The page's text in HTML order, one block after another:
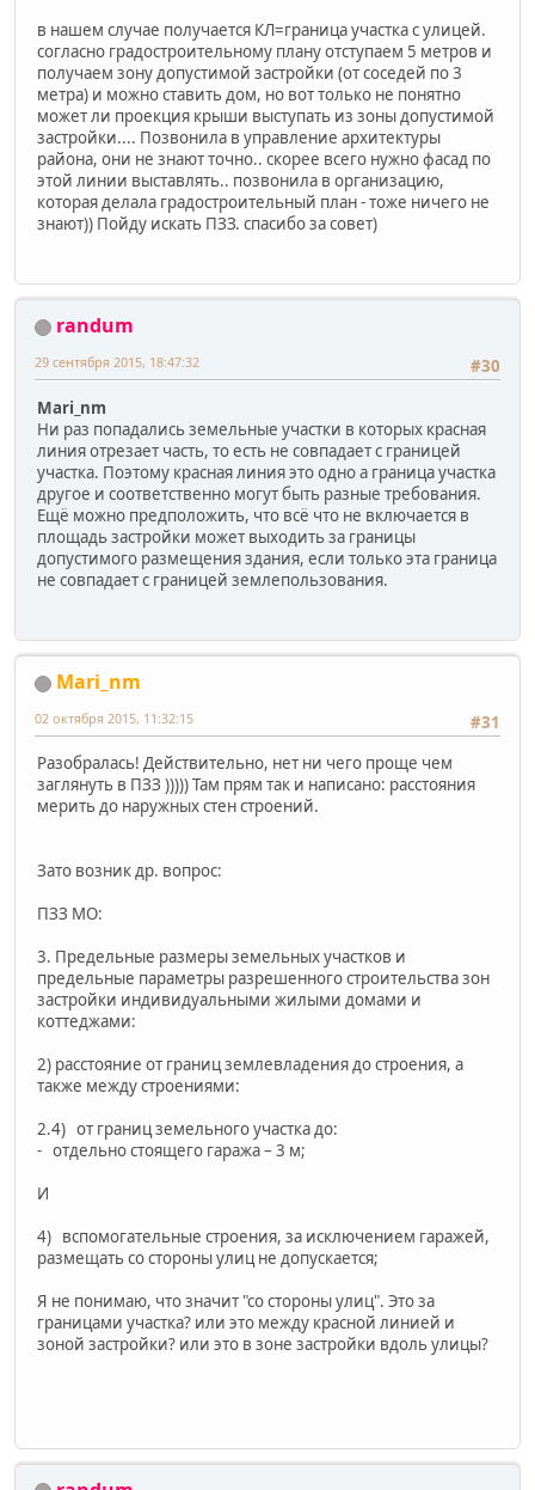
в нашем случае получается КЛ=граница участка с улицей.
согласно градостроительному плану отступаем 5 метров и
получаем зону допустимой застройки (от соседей по 3
метра) и можно ставить дом, но вот только не понятно
может ли проекция крыши выступать из зоны допустимой
застройки.... Позвонила в управление архитектуры
района, они не знают точно.. скорее всего нужно фасад по
этой линии выставлять.. позвонила в организацию,
которая делала градостроительный план - тоже ничего не
знают)) Пойду искать ПЗЗ. спасибо за совет)
randum
#30
29 сентября 2015, 18:47:32
Mari_nm
Ни раз попадались земельные участки в которых красная
линия отрезает часть, то есть не совпадает с границей
участка. Поэтому красная линия это одно а граница участка
другое и соответственно могут быть разные требования.
Ещё можно предположить, что всё что не включается в
площадь застройки может выходить за границы
допустимого размещения здания, если только эта граница
не совпадает с границей землепользования.
Mari_nm
#31
02 октября 2015, 11:32:15
Разобралась! Действительно, нет ни чего проще чем
заглянуть в ПЗЗ ))))) Там прям так и написано: расстояния
мерить до наружных стен строений.
Зато возник др. вопрос:
ПЗЗ МО:
3. Предельные размеры земельных участков и
предельные параметры разрешенного строительства зон
застройки индивидуальными жилыми домами и
коттеджами:
2) расстояние от границ землевладения до строения, а
также между строениями:
2.4) от границ земельного участка до:
- отдельно стоящего гаража – 3 м;
И
4) вспомогательные строения, за исключением гаражей,
размещать со стороны улиц не допускается;
Я не понимаю, что значит "со стороны улиц". Это за
границами участка? или это между красной линией и
зоной застройки? или это в зоне застройки вдоль улицы?